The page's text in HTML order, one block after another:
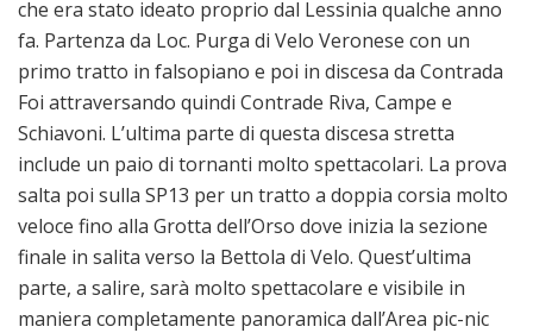
che era stato ideato proprio dal Lessinia qualche anno
fa. Partenza da Loc. Purga di Velo Veronese con un
primo tratto in falsopiano e poi in discesa da Contrada
Foi attraversando quindi Contrade Riva, Campe e
Schiavoni. L’ultima parte di questa discesa stretta
include un paio di tornanti molto spettacolari. La prova
salta poi sulla SP13 per un tratto a doppia corsia molto
veloce fino alla Grotta dell’Orso dove inizia la sezione
finale in salita verso la Bettola di Velo. Quest’ultima
parte, a salire, sarà molto spettacolare e visibile in
maniera completamente panoramica dall’Area pic-nic